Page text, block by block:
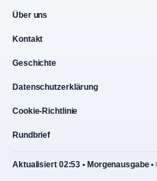
Über uns
Kontakt
Geschichte
Datenschutzerklärung
Cookie-Richtlinie
Rundbrief
Aktualisiert 02:53 • Morgenausgabe